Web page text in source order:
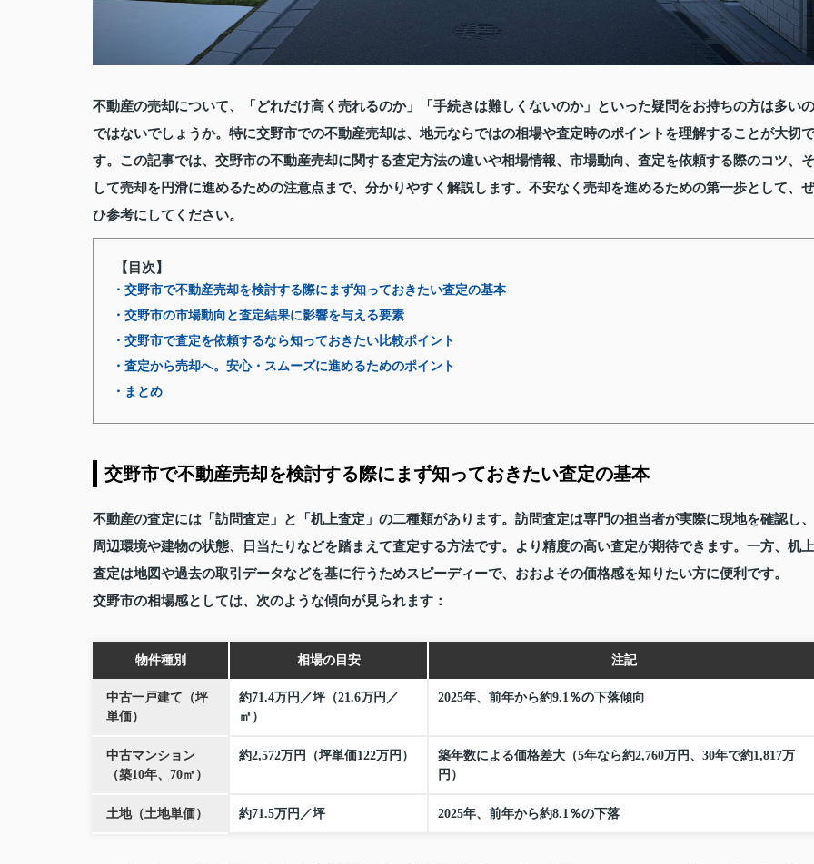
不動産の売却について、「どれだけ高く売れるのか」「手続きは難しくないのか」といった疑問をお持ちの方は多いの
ではないでしょうか。特に交野市での不動産売却は、地元ならではの相場や査定時のポイントを理解することが大切で
す。この記事では、交野市の不動産売却に関する査定方法の違いや相場情報、市場動向、査定を依頼する際のコツ、そ
して売却を円滑に進めるための注意点まで、分かりやすく解説します。不安なく売却を進めるための第一歩として、ぜ
ひ参考にしてください。
【目次】
・交野市で不動産売却を検討する際にまず知っておきたい査定の基本
・交野市の市場動向と査定結果に影響を与える要素
・交野市で査定を依頼するなら知っておきたい比較ポイント
・査定から売却へ。安心・スムーズに進めるためのポイント
・まとめ
交野市で不動産売却を検討する際にまず知っておきたい査定の基本
不動産の査定には「訪問査定」と「机上査定」の二種類があります。訪問査定は専門の担当者が実際に現地を確認し、
周辺環境や建物の状態、日当たりなどを踏まえて査定する方法です。より精度の高い査定が期待できます。一方、机上
査定は地図や過去の取引データなどを基に行うためスピーディーで、おおよその価格感を知りたい方に便利です。
交野市の相場感としては、次のような傾向が見られます：
物件種別 相場の目安 注記
中古一戸建て（坪
単価）
約71.4万円／坪（21.6万円／
㎡）
2025年、前年から約9.1％の下落傾向
中古マンション
（築10年、70㎡）
約2,572万円（坪単価122万円）
築年数による価格差大（5年なら約2,760万円、30年で約1,817万
円）
土地（土地単価） 約71.5万円／坪 2025年、前年から約8.1％の下落